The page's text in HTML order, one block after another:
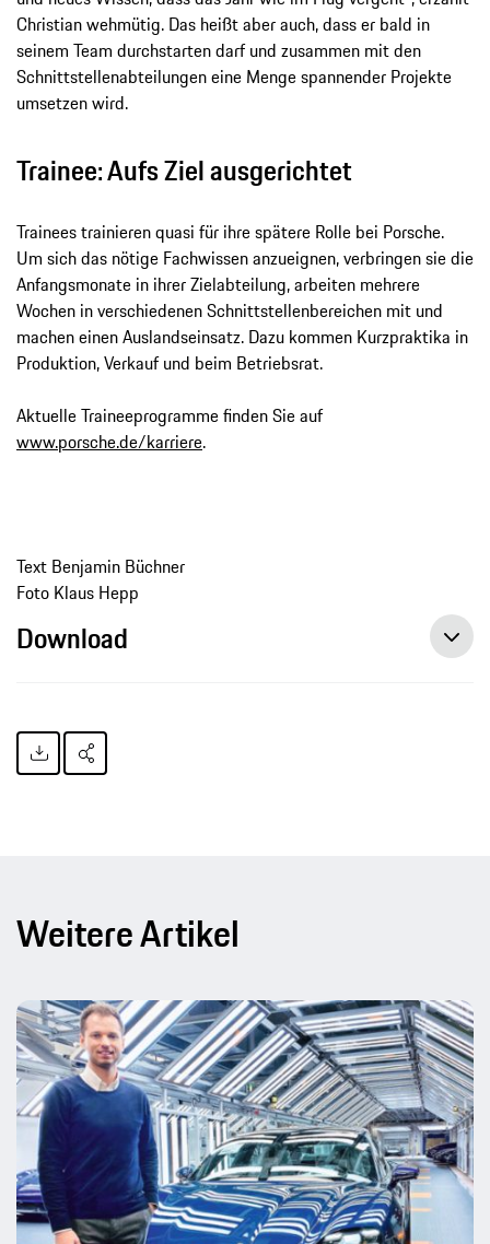
Christian wehmütig. Das heißt aber auch, dass er bald in
seinem Team durchstarten darf und zusammen mit den
Schnittstellenabteilungen eine Menge spannender Projekte
umsetzen wird.
Trainee: Aufs Ziel ausgerichtet
Trainees trainieren quasi für ihre spätere Rolle bei Porsche.
Um sich das nötige Fachwissen anzueignen, verbringen sie die
Anfangsmonate in ihrer Zielabteilung, arbeiten mehrere
Wochen in verschiedenen Schnittstellenbereichen mit und
machen einen Auslandseinsatz. Dazu kommen Kurzpraktika in
Produktion, Verkauf und beim Betriebsrat.
Aktuelle Traineeprogramme finden Sie auf
www.porsche.de/karriere.
Text Benjamin Büchner
Foto Klaus Hepp
Download
Weitere Artikel